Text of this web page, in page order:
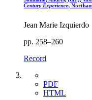
Century Experience,
Jean Marie Izquierdo
pp. 258–260
Record
PDF
HTML